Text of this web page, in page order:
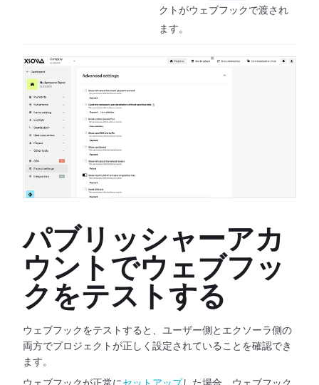
クトがウェブフックで渡され
ます。
パブリッシャーアカ
ウントでウェブフッ
クをテストする
ウェブフックをテストすると、ユーザー側とエクソーラ側の
両方でプロジェクトが正しく設定されていることを確認でき
ます。